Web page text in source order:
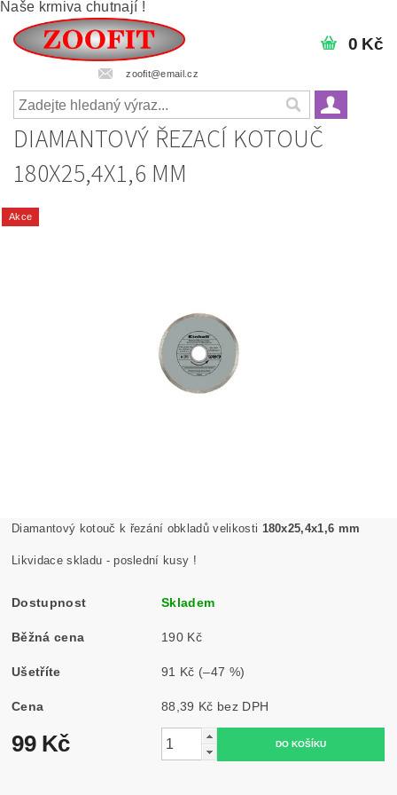
Naše krmiva chutnají !
zoofit@email.cz
0 Kč
DIAMANTOVÝ ŘEZACÍ KOTOUČ
180X25,4X1,6 MM
Akce
Diamantový kotouč k řezání obkladů velikosti 180x25,4x1,6 mm
Likvidace skladu - poslední kusy !
Dostupnost Skladem
Běžná cena 190 Kč
Ušetříte 91 Kč (–47 %)
Cena 88,39 Kč bez DPH
99 Kč